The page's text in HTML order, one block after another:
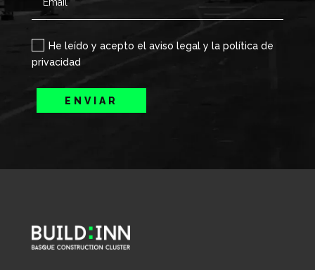
He leído y acepto el aviso legal y la política de
privacidad
ENVIAR